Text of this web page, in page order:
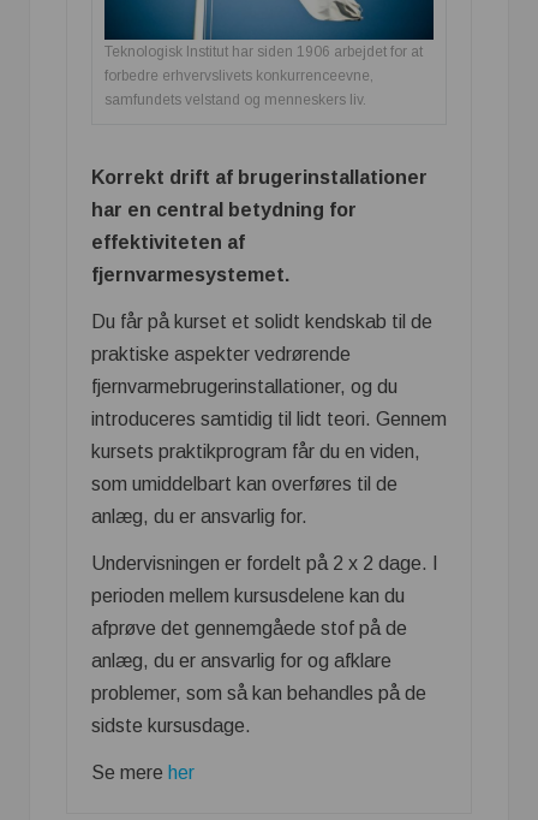
Teknologisk Institut har siden 1906 arbejdet for at
forbedre erhvervslivets konkurrenceevne,
samfundets velstand og menneskers liv.
Korrekt drift af brugerinstallationer
har en central betydning for
effektiviteten af
fjernvarmesystemet.
Du får på kurset et solidt kendskab til de
praktiske aspekter vedrørende
fjernvarmebrugerinstallationer, og du
introduceres samtidig til lidt teori. Gennem
kursets praktikprogram får du en viden,
som umiddelbart kan overføres til de
anlæg, du er ansvarlig for.
Undervisningen er fordelt på 2 x 2 dage. I
perioden mellem kursusdelene kan du
afprøve det gennemgåede stof på de
anlæg, du er ansvarlig for og afklare
problemer, som så kan behandles på de
sidste kursusdage.
Se mere her